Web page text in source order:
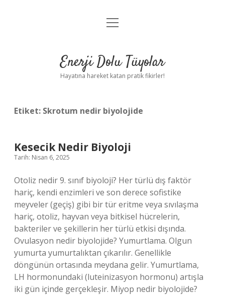
Anasayfa
Yasal Uyarı
menüyü
Enerji Dolu Tüyolar
Hayatına hareket katan pratik fikirler!
Etiket: Skrotum nedir biyolojide
Kesecik Nedir Biyoloji
Tarih: Nisan 6, 2025
Otoliz nedir 9. sınıf biyoloji? Her türlü dış faktör
hariç, kendi enzimleri ve son derece sofistike
meyveler (geçiş) gibi bir tür eritme veya sıvılaşma
hariç, otoliz, hayvan veya bitkisel hücrelerin,
bakteriler ve şekillerin her türlü etkisi dışında.
Ovulasyon nedir biyolojide? Yumurtlama. Olgun
yumurta yumurtalıktan çıkarılır. Genellikle
döngünün ortasında meydana gelir. Yumurtlama,
LH hormonundaki (luteinizasyon hormonu) artışla
iki gün içinde gerçekleşir. Miyop nedir biyolojide?